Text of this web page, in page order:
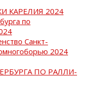
КАРЕЛИЯ 2024
по
Санкт-
2024
ПО РАЛЛИ-